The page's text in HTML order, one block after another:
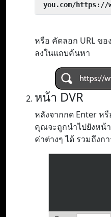
you.com/https://
หรือ คัดลอก URL ขอ
ลงในแถบค้นหา
หน้า DVR
หลังจากกด Enter ห
คุณจะถูกนำไปยังหน้
ค่าต่างๆ ได้ รวมถึงก